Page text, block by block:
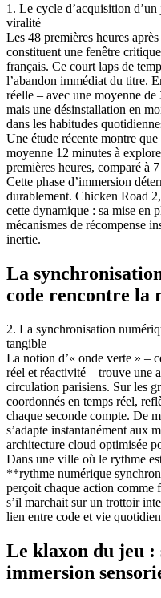
1. Le cycle d’acquisition
viralité
Les 48 premières heures
constituent une fenêtre
français. Ce court laps de
l’abandon immédiat du titre.
réelle – avec une moyenne
mais une désinstallation en
dans les habitudes
Une étude récente montre
moyenne 12 minutes à
premières heures, comparé à
Cette phase d’immersion
durablement. Chicken Road
cette dynamique : sa mise en
mécanismes de récompense
inertie.
La
code rencontre la
2. La synchronisation
tangible
La notion d’« onde verte » –
réel et réactivité – trouve une
circulation parisiens. Sur les
coordonnés en temps réel,
chaque seconde compte. De
s’adapte instantanément aux
architecture cloud optimisée
Dans une ville où le rythme
**rythme numérique
perçoit chaque action comme
s’il marchait sur un trottoir
lien entre code et vie
Le klaxon du jeu :
immersion